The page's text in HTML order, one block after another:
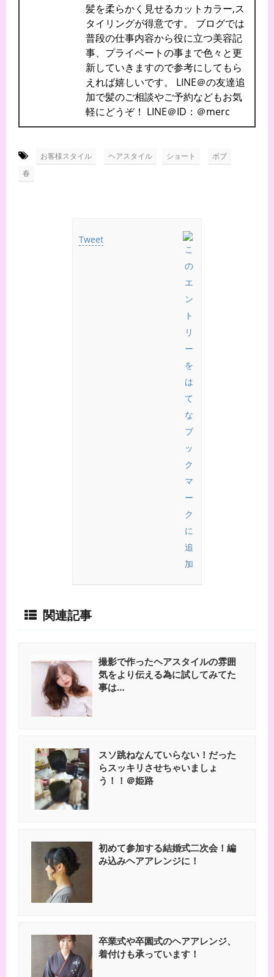
髪を柔らかく見せるカットカラー,ス
タイリングが得意です。 ブログでは
普段の仕事内容から役に立つ美容記
事、プライベートの事まで色々と更
新していきますので参考にしてもら
えれば嬉しいです。 LINE＠の友達追
加で髪のご相談やご予約などもお気
軽にどうぞ！ LINE＠ID：＠merc
お客様スタイル ヘアスタイル ショート ボブ
春
Tweet
関連記事
撮影で作ったヘアスタイルの雰囲
気をより伝える為に試してみてた
事は…
スソ跳ねなんていらない！だった
らスッキリさせちゃいましょ
う！！＠姫路
初めて参加する結婚式二次会！編
み込みヘアアレンジに！
卒業式や卒園式のヘアアレンジ、
着付けも承っています！